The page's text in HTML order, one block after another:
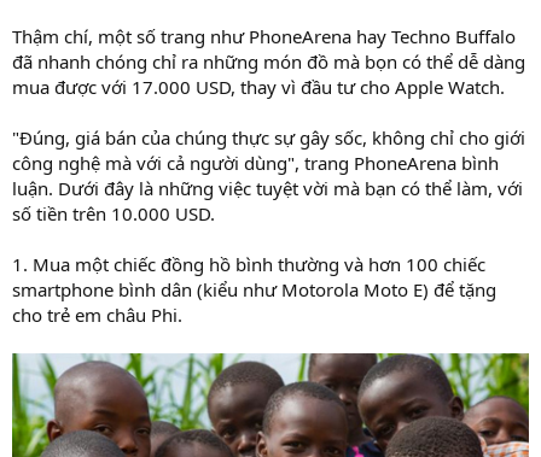
Thậm chí, một số trang như PhoneArena hay Techno Buffalo
đã nhanh chóng chỉ ra những món đồ mà bọn có thể dễ dàng
mua được với 17.000 USD, thay vì đầu tư cho Apple Watch.
"Đúng, giá bán của chúng thực sự gây sốc, không chỉ cho giới
công nghệ mà với cả người dùng", trang PhoneArena bình
luận. Dưới đây là những việc tuyệt vời mà bạn có thể làm, với
số tiền trên 10.000 USD.
1. Mua một chiếc đồng hồ bình thường và hơn 100 chiếc
smartphone bình dân (kiểu như Motorola Moto E) để tặng
cho trẻ em châu Phi.